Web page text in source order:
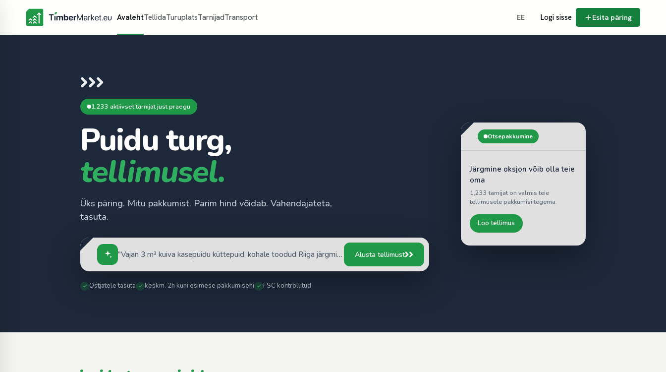
AvalehtTellidaTuruplatsTarnijadTransport EE Logi sisse Esita päring
1,233 aktiivset tarnijat just praegu
Puidu turg,
tellimusel.
Üks päring. Mitu pakkumist. Parim hind võidab. Vahendajateta,
tasuta.
"Vajan 3 m³ kuiva kasepuidu küttepuid, kohale toodud Riiga järgmisel nädalal" Alusta tellimust
Ostjatele tasuta keskm. 2h kuni esimese pakkumiseni FSC kontrollitud
Otsepakkumine
Järgmine oksjon võib olla teie
oma
1,233 tarnijat on valmis teie
tellimusele pakkumisi tegema.
Loo tellimus